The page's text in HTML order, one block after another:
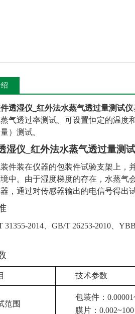
透湿仪_红外法水蒸气透过量测试仪
气透过率测试。可设置恒定的温度
）测试。
湿仪_红外法水蒸气透过量测
件装在仪器的包装件试验支架上，
中。由于湿度梯度的存在，水蒸气
，通过对传感器输出的电信号得出
31355-2014 GB/T 26253-2010 、
技术参数
范围
包装件：
膜片：